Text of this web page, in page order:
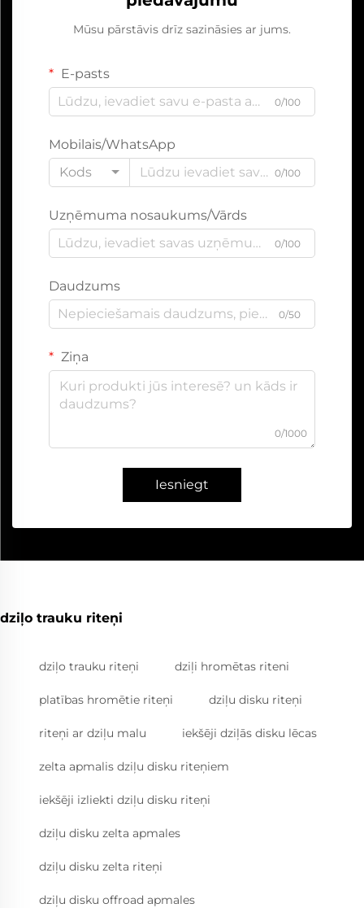
Mūsu pārstāvis drīz sazināsies ar jums.
E-pasts
0/100
Mobilais/WhatsApp
Kods
0/100
Uzņēmuma nosaukums/Vārds
0/100
Daudzums
0/50
Ziņa
0/1000
Iesniegt
dziļo trauku riteņi
dziļo trauku riteņi dziļi hromētas riteni
platības hromētie riteņi dziļu disku riteņi
riteņi ar dziļu malu iekšēji dziļās disku lēcas
zelta apmalis dziļu disku riteņiem
iekšēji izliekti dziļu disku riteņi
dziļu disku zelta apmales
dziļu disku zelta riteņi
dziļu disku offroad apmales